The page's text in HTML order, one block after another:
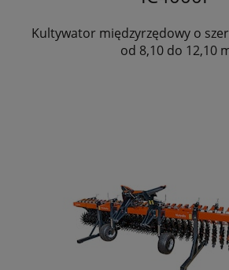
Kultywator międzyrzędowy o
od 8,10 do 12,10